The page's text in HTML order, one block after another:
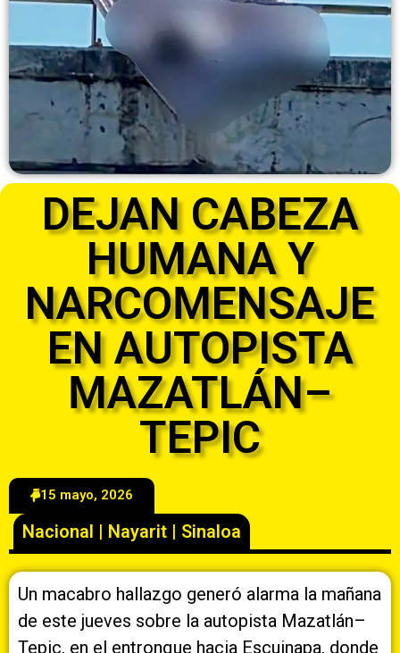
DEJAN CABEZA
HUMANA Y
NARCOMENSAJE
EN AUTOPISTA
MAZATLÁN–
TEPIC
15 mayo, 2026
Nacional | Nayarit | Sinaloa
Un macabro hallazgo generó alarma la mañana
de este jueves sobre la autopista Mazatlán–
Tepic, en el entronque hacia Escuinapa, donde